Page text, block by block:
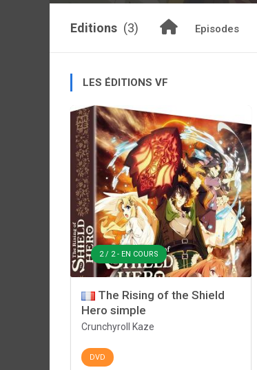
Editions (3) Episodes
LES ÉDITIONS VF
2 / 2 - EN COURS
The Rising of the Shield
Hero simple
Crunchyroll Kaze
DVD